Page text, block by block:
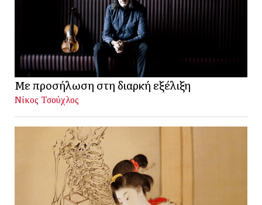
Με προσήλωση στη διαρκή εξέλιξη
Νίκος Τσούχλος